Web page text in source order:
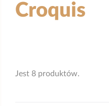
Croquis
Jest 8 produktów.